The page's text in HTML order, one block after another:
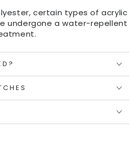
certain types of acrylic
undergone a water-repellent